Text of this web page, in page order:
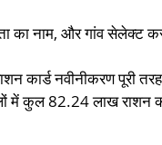
का नाम, और गांव सेलेक्ट
कार्ड नवीनीकरण पूरी
में कुल 82.24 लाख राशन